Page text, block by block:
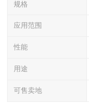
规格
应用范围
性能
用途
可售卖地